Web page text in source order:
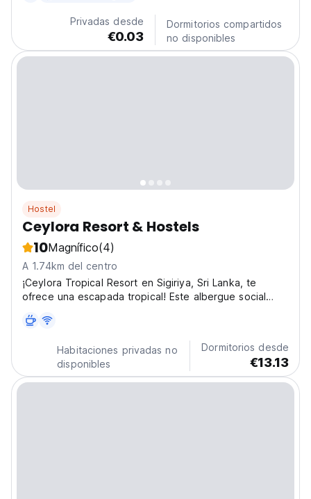
Privadas desde
€0.03
Dormitorios compartidos
no disponibles
Hostel
Ceylora Resort & Hostels
10Magnífico(4)
A 1.74km del centro
¡Ceylora Tropical Resort en Sigiriya, Sri Lanka, te
ofrece una escapada tropical! Este albergue social
solitarios y amantes de la aventura. ¡Uno de los
mejores albergues en Sigiriya para los amantes de la...
Habitaciones privadas no
disponibles
Dormitorios desde
€13.13